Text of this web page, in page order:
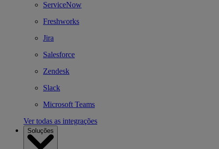
ServiceNow
Freshworks
Jira
Salesforce
Zendesk
Slack
Microsoft Teams
Ver todas as integrações
Soluções